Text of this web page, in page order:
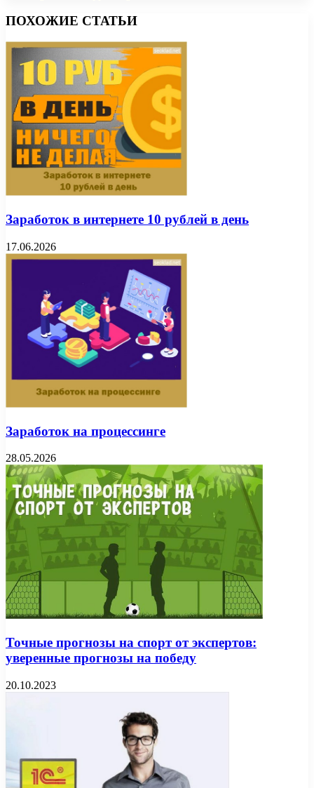
ПОХОЖИЕ СТАТЬИ
Заработок в интернете 10 рублей в день
17.06.2026
Заработок на процессинге
28.05.2026
Точные прогнозы на спорт от экспертов:
уверенные прогнозы на победу
20.10.2023